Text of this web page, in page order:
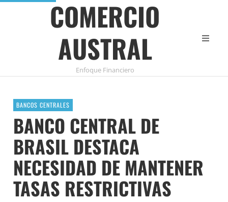
COMERCIO
AUSTRAL
Enfoque Financiero
BANCOS CENTRALES
BANCO CENTRAL DE
BRASIL DESTACA
NECESIDAD DE MANTENER
TASAS RESTRICTIVAS